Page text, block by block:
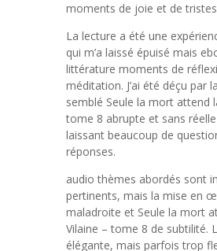
moments de joie et de
La lecture a été une
qui m’a laissé épuisé mais
littérature moments de
méditation. J’ai été déçu par
semblé Seule la mort attend
tome 8 abrupte et sans
laissant beaucoup de
réponses.
audio thèmes abordés sont
pertinents, mais la mise en
maladroite et Seule la mort
Vilaine – tome 8 de subtilité.
élégante, mais parfois trop